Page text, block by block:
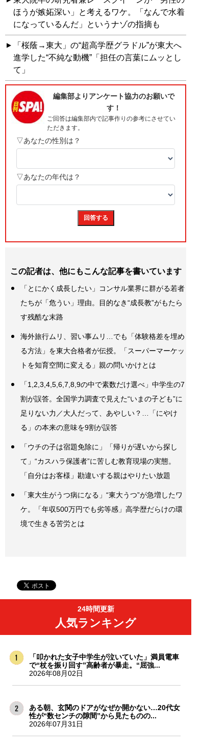
ほうが嫉妬深い」と考えるワケ。「なんで水着
になっているんだ」というナゾの指摘も
「桜蔭→東大」の“超高学歴グラドル”が東大へ
進学した“不純な動機”「担任の言葉にムッとし
て」
この記者は、他にもこんな記事を書いています
「とにかく成長したい」コンサル業界に群がる若者
たちが「危うい」理由。目的なき“成長教”がもたら
す残酷な末路
海外旅行ムリ、習い事ムリ…でも「体験格差を埋め
る方法」を東大合格者が伝授。「スーパーマーケッ
トを知育空間に変える」親の問いかけとは
「1,2,3,4,5,6,7,8,9の中で素数だけ選べ」中学生の7
割が誤答。全国学力調査で見えた“いまの子ども”に
足りない力／大人だって、あやしい？…「にやけ
る」の本来の意味を9割が誤答
「ウチの子は宿題免除に」「帰りが遅いから探し
て」“カスハラ保護者”に苦しむ教育現場の実態。
「自分はお客様」勘違いする親はやりたい放題
「東大生がうつ病になる」“東大うつ”が急増したワ
ケ。「年収500万円でも劣等感」高学歴だらけの環
境で生きる苦労とは
24時間更新
人気ランキング
「叩かれた女子中学生が泣いていた」満員電車
で“杖を振り回す”高齢者が暴走。“屈強...
2026年08月02日
ある朝、玄関のドアがなぜか開かない…20代女
性が“数センチの隙間”から見たものの...
2026年07月31日